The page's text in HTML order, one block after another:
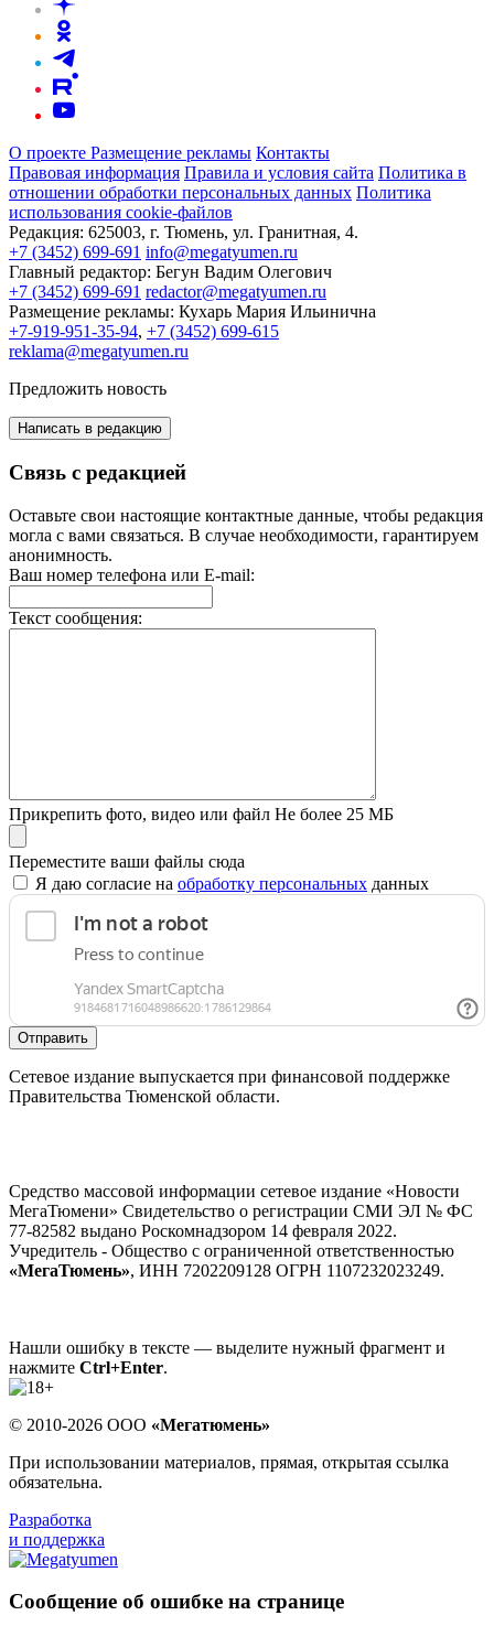
О проекте Размещение рекламы Контакты
Правовая информация Правила и условия сайта Политика в
отношении обработки персональных данных Политика
использования cookie-файлов
Редакция: 625003, г. Тюмень, ул. Гранитная, 4.
+7 (3452) 699-691 info@megatyumen.ru
Главный редактор: Бегун Вадим Олегович
+7 (3452) 699-691 redactor@megatyumen.ru
Размещение рекламы: Кухарь Мария Ильинична
+7-919-951-35-94, +7 (3452) 699-615
reklama@megatyumen.ru
Предложить новость
Написать в редакцию
Связь с редакцией
Оставьте свои настоящие контактные данные, чтобы редакция
могла с вами связаться. В случае необходимости, гарантируем
анонимность.
Ваш номер телефона или E-mail:
Текст сообщения:
Прикрепить фото, видео или файл Не более 25 МБ
Переместите ваши файлы сюда
Я даю согласие на обработку персональных данных
Отправить
Сетевое издание выпускается при финансовой поддержке
Правительства Тюменской области.
Средство массовой информации сетевое издание «Новости
МегаТюмени» Свидетельство о регистрации СМИ ЭЛ № ФС
77-82582 выдано Роскомнадзором 14 февраля 2022.
Учредитель - Общество с ограниченной ответственностью
«МегаТюмень», ИНН 7202209128 ОГРН 1107232023249.
Нашли ошибку в тексте — выделите нужный фрагмент и
нажмите Ctrl+Enter.
© 2010-2026 ООО «Мегатюмень»
При использовании материалов, прямая, открытая ссылка
обязательна.
Разработка
и поддержка
Сообщение об ошибке на странице